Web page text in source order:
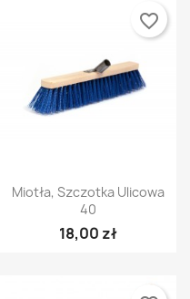
×
×
Szybki podgląd
Miotła, Szczotka Ulicowa
40
18,00 zł
favorite_border